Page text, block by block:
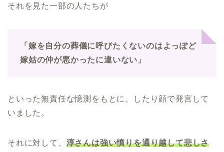
それを見た一部の人たちが
「嫁を自分の葬儀に呼びたくないのはよっぽど
嫁姑の仲が悪かったに違いない」
といった無責任な憶測をもとに、したり顔で発言して
いました。
それに対して、 淳さんは強い憤りを通り越して悲しさ